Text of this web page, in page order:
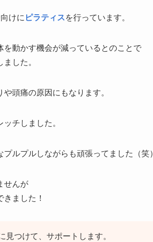
けにピラティスを行っています。
動かす機会が減っているとのことで
した。
頭痛の原因にもなります。
チしました。
ルプルしながらも頑張ってました（笑）
せんが
ました！
つけて、サポートします。